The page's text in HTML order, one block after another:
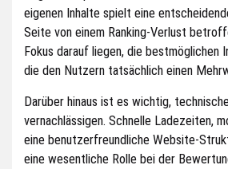
eigenen Inhalte spielt eine
Seite von einem Ranking-Verlust
Fokus darauf liegen, die bestmöglichen
die den Nutzern tatsächlich einen
Darüber hinaus ist es wichtig,
vernachlässigen. Schnelle Ladezeiten,
eine benutzerfreundliche Website-
eine wesentliche Rolle bei der